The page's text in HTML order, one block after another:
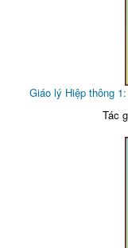
Giáo lý Hiệp thông
Tác